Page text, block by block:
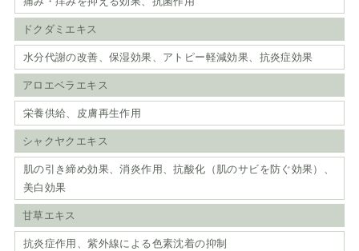
ドクダミエキス
水分代謝の改善、保湿効果、アトピー軽減効果、抗炎症効果
アロエベラエキス
栄養供給、皮膚再生作用
シャクヤクエキス
肌の引き締め効果、消炎作用、抗酸化（肌のサビを防ぐ効果）、
美白効果
甘草エキス
抗炎症作用、紫外線による色素沈着の抑制